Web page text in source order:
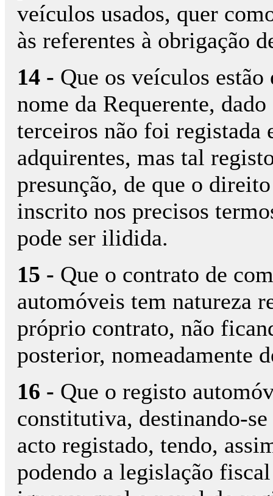
veículos usados, quer
às referentes à obrigação
14 - Que os veículos
nome da Requerente,
terceiros não foi registada
adquirentes, mas tal
presunção, de que o
inscrito nos precisos
pode ser ilidida.
15 - Que o contrato de
automóveis tem natureza
próprio contrato, não
posterior, nomeadamente
16 - Que o registo
constitutiva, destinando-
acto registado, tendo,
podendo a legislação